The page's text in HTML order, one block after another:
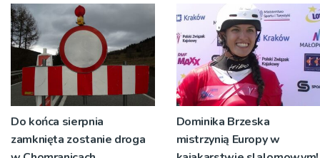
Do końca sierpnia
zamknięta zostanie droga
Dominika Brzeska
mistrzynią Europy w